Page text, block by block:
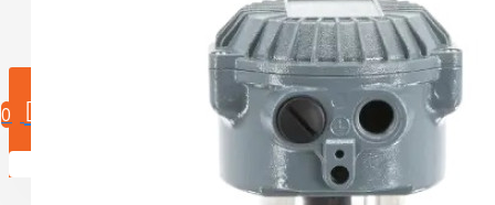
0
U heeft nog geen producten in uw winkelwagen.